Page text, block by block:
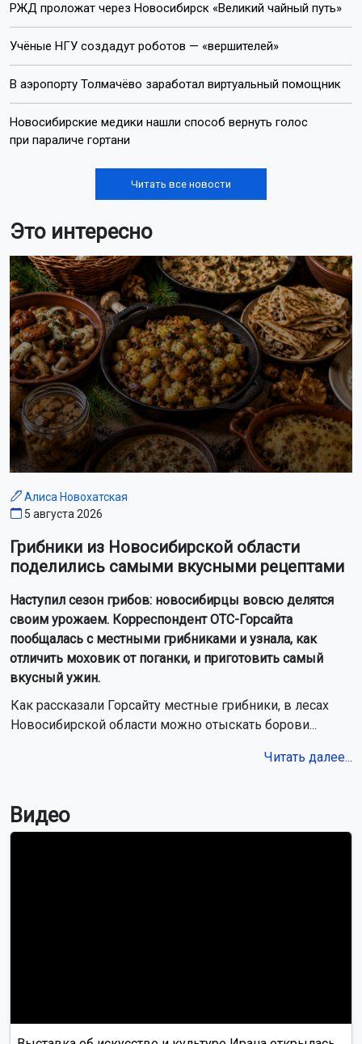
РЖД проложат через Новосибирск «Великий чайный путь»
Учёные НГУ создадут роботов — «вершителей»
В аэропорту Толмачёво заработал виртуальный помощник
Новосибирские медики нашли способ вернуть голос
при параличе гортани
Читать все новости
Это интересно
Алиса Новохатская
5 августа 2026
Грибники из Новосибирской области
поделились самыми вкусными рецептами
Наступил сезон грибов: новосибирцы вовсю делятся
своим урожаем. Корреспондент ОТС-Горсайта
пообщалась с местными грибниками и узнала, как
отличить моховик от поганки, и приготовить самый
вкусный ужин.
Как рассказали Горсайту местные грибники, в лесах
Новосибирской области можно отыскать борови...
Читать далее...
Видео